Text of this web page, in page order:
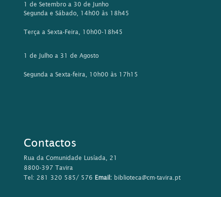
1 de Setembro a 30 de Junho
Segunda e Sábado, 14h00 às 18h45
Terça a Sexta-Feira, 10h00-18h45
1 de Julho a 31 de Agosto
Segunda a Sexta-feira, 10h00 às 17h15
Contactos
Rua da Comunidade Lusíada, 21
8800-397 Tavira
Tel: 281 320 585/ 576 Email: biblioteca@cm-tavira.pt